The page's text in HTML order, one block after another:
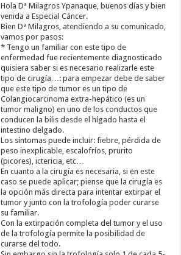
Hola Dª Milagros Ypanaque, buenos días y bien
venida a Especial Cáncer.
Bien Dª Milagros, atendiendo a su comunicado,
vamos por pasos:
* Tengo un familiar con este tipo de
enfermedad fue recientemente diagnosticado
quisiera saber si es necesario realizarle este
tipo de cirugía…: para empezar debe de saber
que este tipo de tumor es un tipo de
Colangiocarcinoma extra-hepático (es un
tumor maligno) en uno de los conductos que
conducen la bilis desde el hígado hasta el
intestino delgado.
Los síntomas puede incluir: fiebre, pérdida de
peso inexplicable, escalofríos, prurito
(picores), ictericia, etc…
En cuanto a la cirugía es necesaria, si en este
caso se puede aplicar; piense que la cirugía es
la opción más directa para intentar extirpar el
tumor y junto con la trofología poder curarse
su familiar.
Con la extirpación completa del tumor y el uso
de la trofología permite la posibilidad de
curarse del todo.